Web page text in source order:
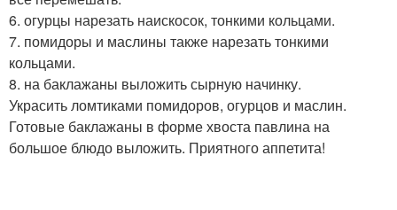
6. огурцы нарезать наискосок, тонкими кольцами.
7. помидоры и маслины также нарезать тонкими
кольцами.
8. на баклажаны выложить сырную начинку.
Украсить ломтиками помидоров, огурцов и маслин.
Готовые баклажаны в форме хвоста павлина на
большое блюдо выложить. Приятного аппетита!